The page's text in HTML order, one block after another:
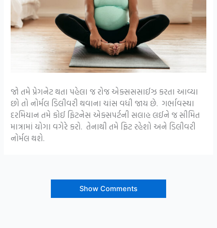
જો તમે પ્રેગનેટ થતા પહેલા જ રોજ એક્સસસાઈઝ કરતા આવ્યા
છો તો નોર્મલ ડિલીવરી થવાના ચાંસ વધી જાય છે. ગર્ભાવસ્થા
દરમિયાન તમે કોઈ ફિટનેસ એક્સપર્ટની સલાહ લઈને જ સીમિત
માત્રામાં યોગા વગેરે કરો. તેનાથી તમે ફિટ રહેશો અને ડિલીવરી
નોર્મલ થશે.
Show Comments